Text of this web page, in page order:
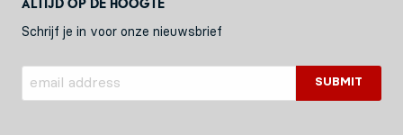
Schrijf je in voor onze nieuwsbrief